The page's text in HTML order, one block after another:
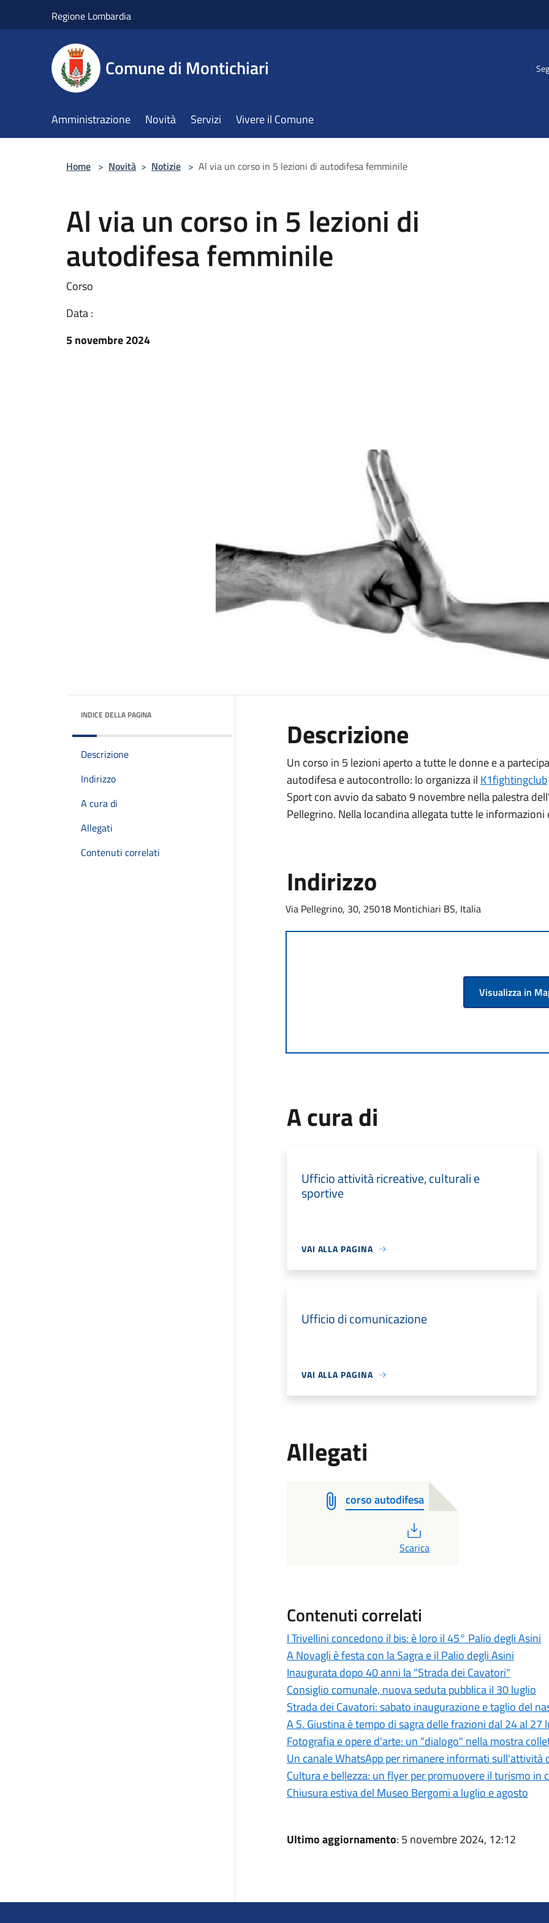
Regione Lombardia
Comune di Montichiari
Amministrazione Novità Servizi Vivere il Comune
Home > Novità > Notizie > Al via un corso in 5 lezioni di autodifesa femminile
Al via un corso in 5 lezioni di
autodifesa femminile
Corso
Data :
5 novembre 2024
INDICE DELLA PAGINA
Descrizione
Indirizzo
A cura di
Allegati
Contenuti correlati
Descrizione
Un corso in 5 lezioni aperto a tutte le donne e a
autodifesa e autocontrollo: lo organizza il K1fightingclub
Sport con avvio da sabato 9 novembre nella palestra
Pellegrino. Nella locandina allegata tutte le
Indirizzo
Via Pellegrino, 30, 25018 Montichiari BS, Italia
Visualizza in
A cura di
Ufficio attività ricreative, culturali e
sportive
VAI ALLA PAGINA
Ufficio di comunicazione
VAI ALLA PAGINA
Allegati
corso autodifesa
Scarica
Contenuti correlati
I Trivellini concedono il bis: è loro il 45° Palio degli Asini
A Novagli è festa con la Sagra e il Palio degli Asini
Inaugurata dopo 40 anni la "Strada dei Cavatori"
Consiglio comunale, nuova seduta pubblica il 30 luglio
Strada dei Cavatori: sabato inaugurazione e taglio del
A S. Giustina è tempo di sagra delle frazioni dal 24 al 27
Fotografia e opere d'arte: un "dialogo" nella mostra
Un canale WhatsApp per rimanere informati sull'attività
Cultura e bellezza: un flyer per promuovere il turismo in
Chiusura estiva del Museo Bergomi a luglio e agosto
Ultimo aggiornamento: 5 novembre 2024, 12:12